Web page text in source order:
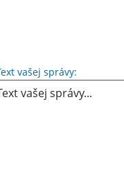
vašej správy: Text